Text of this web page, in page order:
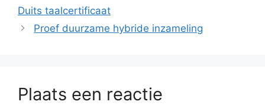
Duits taalcertificaat
Proef duurzame hybride inzameling
Plaats een reactie